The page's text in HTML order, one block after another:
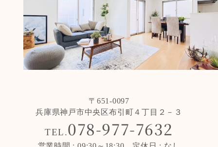
〒651-0097
兵庫県神戸市中央区布引町４丁目２－３
TEL.078-977-7632